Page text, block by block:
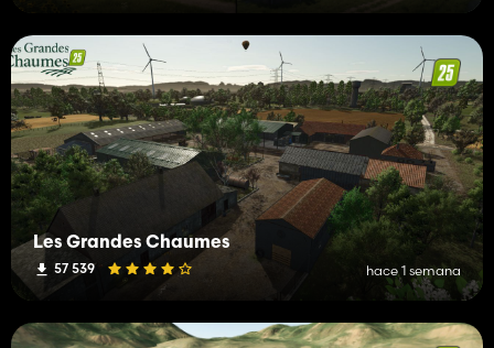
Les Grandes Chaumes
57 539 hace 1 semana